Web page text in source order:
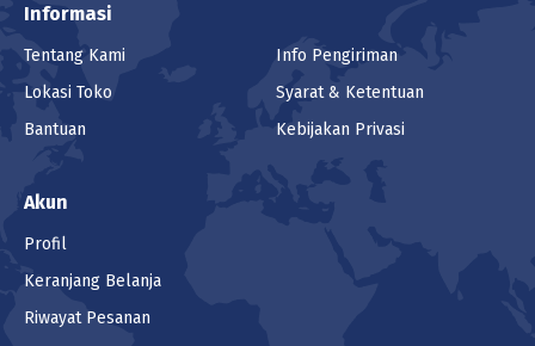
Informasi
Tentang Kami
Lokasi Toko
Bantuan
Info Pengiriman
Syarat & Ketentuan
Kebijakan Privasi
Akun
Profil
Keranjang Belanja
Riwayat Pesanan